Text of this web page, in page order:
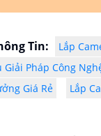
Tin: Lắp
Giải Pháp Công
Giá Rẻ
Lắp